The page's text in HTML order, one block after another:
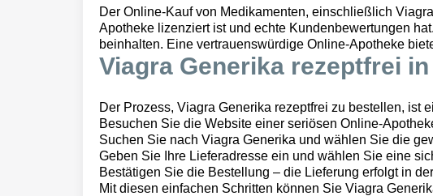
Der Online-Kauf von Medikamenten, einschließlich
Apotheke lizenziert ist und echte Kundenbewertungen
beinhalten. Eine vertrauenswürdige Online-Apotheke
Viagra Generika rezeptfrei
Der Prozess, Viagra Generika rezeptfrei zu bestellen, ist
Besuchen Sie die Website einer seriösen Online-
Suchen Sie nach Viagra Generika und wählen Sie die
Geben Sie Ihre Lieferadresse ein und wählen Sie eine
Bestätigen Sie die Bestellung – die Lieferung erfolgt in
Mit diesen einfachen Schritten können Sie Viagra